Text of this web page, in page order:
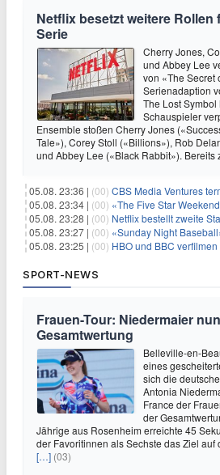
Netflix besetzt weitere Rollen
Serie
Cherry Jones,
und Abbey Lee
von «The Secret
Serienadaption
The Lost
Schauspieler
Ensemble stoßen Cherry Jones
Tale»), Corey Stoll («Billions»), Rob
und Abbey Lee («Black Rabbit»). Bereits
05.08. 23:36 | (00) CBS Media Ventures
05.08. 23:34 | (00) «The Five Star Weekend»
05.08. 23:28 | (00) Netflix bestellt zweite
05.08. 23:27 | (00) «Sunday Night Baseball»
05.08. 23:25 | (00) HBO und BBC
SPORT-NEWS
Frauen-Tour: Niedermaier
Gesamtwertung
Belleville-en-
eines
sich die
Antonia
France der
der
Jährige aus Rosenheim erreichte 45
der Favoritinnen als Sechste das Ziel auf
[…] (03)